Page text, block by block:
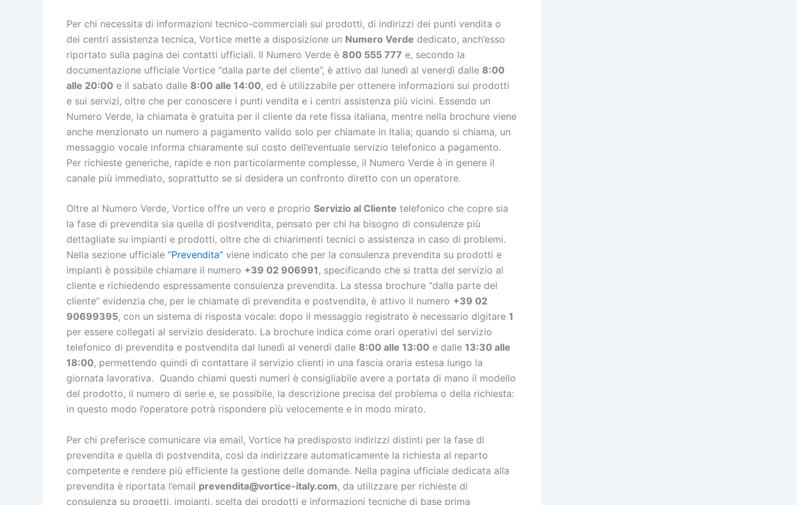
Per chi necessita di informazioni tecnico-commerciali sui prodotti, di indirizzi dei punti vendita o
dei centri assistenza tecnica, Vortice mette a disposizione un Numero Verde dedicato, anch’esso
riportato sulla pagina dei contatti ufficiali. Il Numero Verde è 800 555 777 e, secondo la
documentazione ufficiale Vortice “dalla parte del cliente”, è attivo dal lunedì al venerdì dalle 8:00
alle 20:00 e il sabato dalle 8:00 alle 14:00, ed è utilizzabile per ottenere informazioni sui prodotti
e sui servizi, oltre che per conoscere i punti vendita e i centri assistenza più vicini. Essendo un
Numero Verde, la chiamata è gratuita per il cliente da rete fissa italiana, mentre nella brochure viene
anche menzionato un numero a pagamento valido solo per chiamate in Italia; quando si chiama, un
messaggio vocale informa chiaramente sul costo dell’eventuale servizio telefonico a pagamento.
Per richieste generiche, rapide e non particolarmente complesse, il Numero Verde è in genere il
canale più immediato, soprattutto se si desidera un confronto diretto con un operatore.
Oltre al Numero Verde, Vortice offre un vero e proprio Servizio al Cliente telefonico che copre sia
la fase di prevendita sia quella di postvendita, pensato per chi ha bisogno di consulenze più
dettagliate su impianti e prodotti, oltre che di chiarimenti tecnici o assistenza in caso di problemi.
Nella sezione ufficiale “Prevendita” viene indicato che per la consulenza prevendita su prodotti e
impianti è possibile chiamare il numero +39 02 906991, specificando che si tratta del servizio al
cliente e richiedendo espressamente consulenza prevendita. La stessa brochure “dalla parte del
cliente” evidenzia che, per le chiamate di prevendita e postvendita, è attivo il numero +39 02
90699395, con un sistema di risposta vocale: dopo il messaggio registrato è necessario digitare 1
per essere collegati al servizio desiderato. La brochure indica come orari operativi del servizio
telefonico di prevendita e postvendita dal lunedì al venerdì dalle 8:00 alle 13:00 e dalle 13:30 alle
18:00, permettendo quindi di contattare il servizio clienti in una fascia oraria estesa lungo la
giornata lavorativa. Quando chiami questi numeri è consigliabile avere a portata di mano il modello
del prodotto, il numero di serie e, se possibile, la descrizione precisa del problema o della richiesta:
in questo modo l’operatore potrà rispondere più velocemente e in modo mirato.
Per chi preferisce comunicare via email, Vortice ha predisposto indirizzi distinti per la fase di
prevendita e quella di postvendita, così da indirizzare automaticamente la richiesta al reparto
competente e rendere più efficiente la gestione delle domande. Nella pagina ufficiale dedicata alla
prevendita è riportata l’email prevendita@vortice-italy.com, da utilizzare per richieste di
consulenza su progetti, impianti, scelta dei prodotti e informazioni tecniche di base prima